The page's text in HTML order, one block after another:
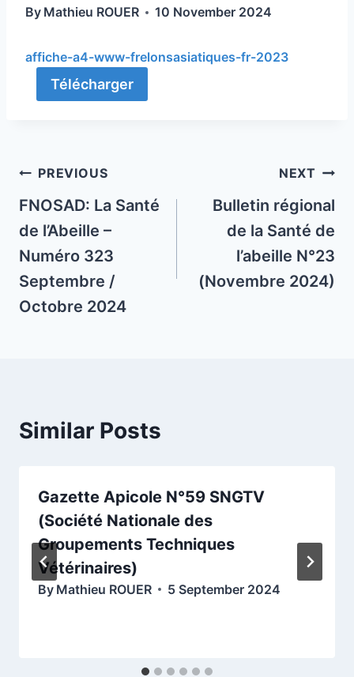
By Mathieu ROUER 10 November 2024
affiche-a4-www-frelonsasiatiques-fr-2023
Télécharger
Post
navigation
PREVIOUS
FNOSAD: La Santé
de l’Abeille –
Numéro 323
Septembre /
Octobre 2024
NEXT
Bulletin régional
de la Santé de
l’abeille N°23
(Novembre 2024)
Similar Posts
Gazette Apicole N°59 SNGTV
(Société Nationale des
Groupements Techniques
Vétérinaires)
By Mathieu ROUER 5 September 2024